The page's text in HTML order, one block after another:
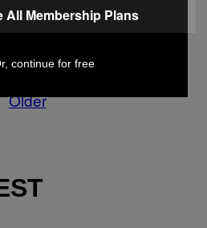
Harry
Older
All Membership Plans
continue for free